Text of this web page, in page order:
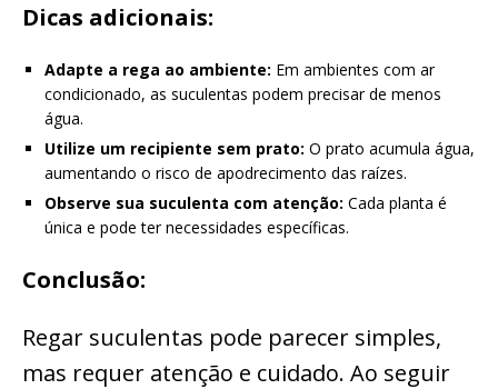
Dicas adicionais:
Adapte a rega ao ambiente: Em ambientes com ar
condicionado, as suculentas podem precisar de menos
água.
Utilize um recipiente sem prato: O prato acumula água,
aumentando o risco de apodrecimento das raízes.
Observe sua suculenta com atenção: Cada planta é
única e pode ter necessidades específicas.
Conclusão:
Regar suculentas pode parecer simples,
mas requer atenção e cuidado. Ao seguir